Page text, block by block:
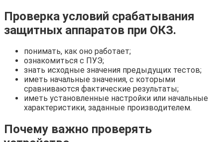
Проверка условий срабатывания
защитных аппаратов при ОКЗ.
понимать, как оно работает;
ознакомиться с ПУЭ;
знать исходные значения предыдущих тестов;
иметь начальные значения, с которыми
сравниваются фактические результаты;
иметь установленные настройки или начальные
характеристики, заданные производителем.
Почему важно проверять